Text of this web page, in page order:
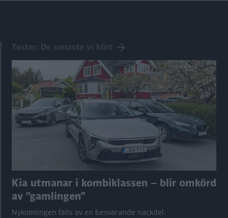
Kia utmanar i kombiklassen – blir omkörd
av ”gamlingen”
Nykomlingen fälls av en besvärande nackdel.